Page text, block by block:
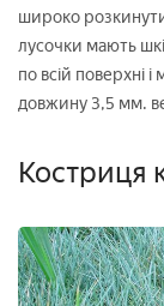
широко
лусочки мають
по всій поверхні
довжину 3,5 мм.
Костриця